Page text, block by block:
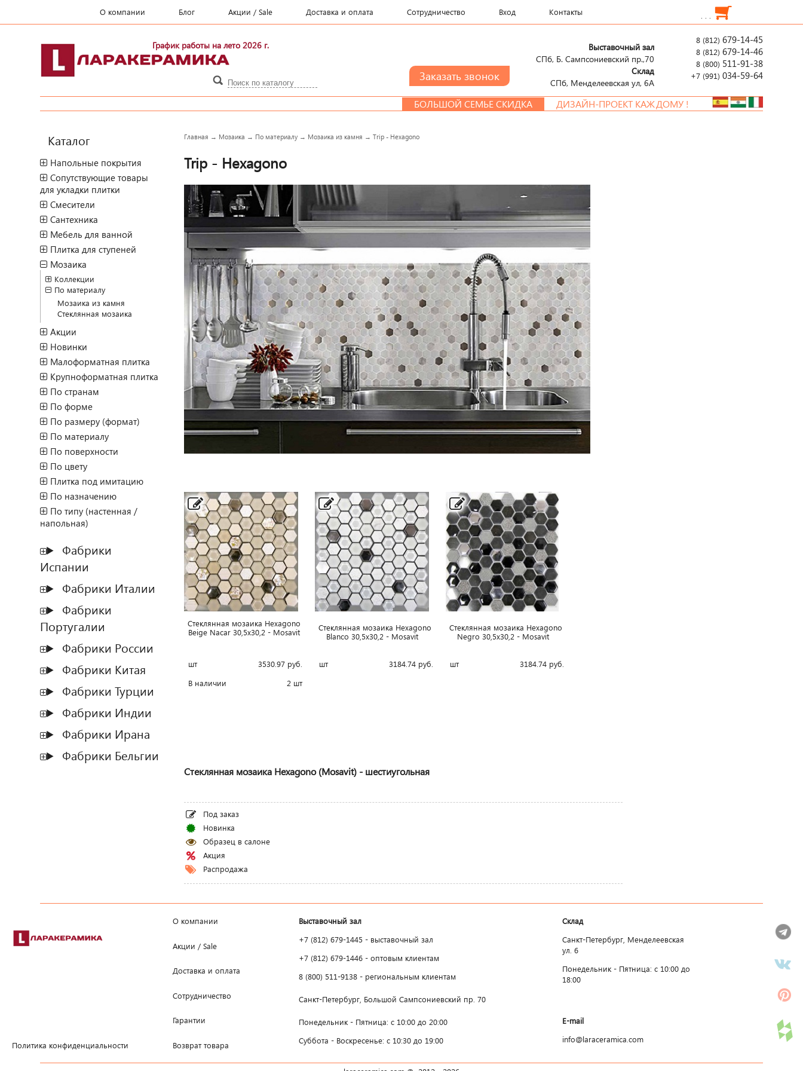
О компании Блог Акции / Sale Доставка и оплата Сотрудничество Вход Контакты . . .
График работы на лето 2026 г. 8 (812) 679-14-45
8 (812) 679-14-46
8 (800) 511-91-38
+7 (991) 034-59-64
Выставочный зал
СПб, Б. Сампсониевский пр.,70
Склад
СПб, Менделеевcкая ул, 6А
БОЛЬШОЙ СЕМЬЕ СКИДКА ДИЗАЙН-ПРОЕКТ КАЖДОМУ !
Каталог
Напольные покрытия
Сопутствующие товары
для укладки плитки
Смесители
Сантехника
Мебель для ванной
Плитка для ступеней
Мозаика
Коллекции
По материалу
Мозаика из камня
Стеклянная мозаика
Акции
Новинки
Малоформатная плитка
Крупноформатная плитка
По странам
По форме
По размеру (формат)
По материалу
По поверхности
По цвету
Плитка под имитацию
По назначению
По типу (настенная /
напольная)
Фабрики
Испании
Фабрики Италии
Фабрики
Португалии
Фабрики России
Фабрики Китая
Фабрики Турции
Фабрики Индии
Фабрики Ирана
Фабрики Бельгии
Главная → Мозаика → По материалу → Мозаика из камня →Trip - Hexagono
Trip - Hexagono
Стеклянная мозаика Hexagono
Beige Nacar 30,5x30,2 - Mosavit
шт 3530.97 руб.
В наличии
2 шт
Стеклянная мозаика Hexagono
Blanco 30,5x30,2 - Mosavit
шт 3184.74 руб.
Стеклянная мозаика Hexagono
Negro 30,5x30,2 - Mosavit
шт 3184.74 руб.
Стеклянная мозаика Hexagono (Mosavit) - шестиугольная
Под заказ
Новинка
Образец в салоне
Акция
Распродажа
Политика конфиденциальности
О компании
Акции / Sale
Доставка и оплата
Сотрудничество
Гарантии
Возврат товара
Выставочный зал
+7 (812) 679-1445 - выставочный зал
+7 (812) 679-1446 - оптовым клиентам
8 (800) 511-9138 - региональным клиентам
Санкт-Петербург, Большой Сампсониевский пр. 70
Понедельник - Пятница: с 10:00 до 20:00
Суббота - Воскресенье: с 10:30 до 19:00
Склад
Санкт-Петербург, Менделеевская
ул. 6
Понедельник - Пятница: c 10:00 до
18:00
E-mail
info@laraceramica.com